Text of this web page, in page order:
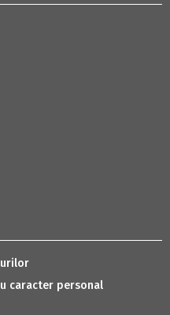
caracter personal